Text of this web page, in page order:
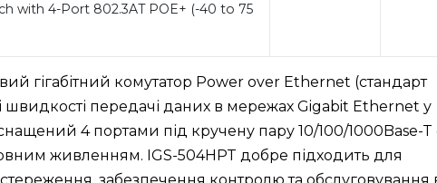
with 4-Port 802.3AT POE+ (-40 to 75
гігабітний комутатор Power over Ethernet (стандарт
швидкості передачі даних в мережах Gigabit Ethernet у
4 портами під кручену пару 10/100/1000Base-T
живленням. IGS-504HPT добре підходить для
забезпечення контролю та обслуговування